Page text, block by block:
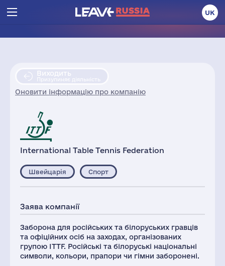
UK
Виходить
Призупиняє діяльність
Оновити інформацію про компанію
International Table Tennis Federation
Швейцарія Спорт
Заява компанії
Заборона для російських та білоруських гравців
та офіційних осіб на заходах, організованих
групою ITTF. Російські та білоруські національні
символи, кольори, прапори чи гімни заборонені.